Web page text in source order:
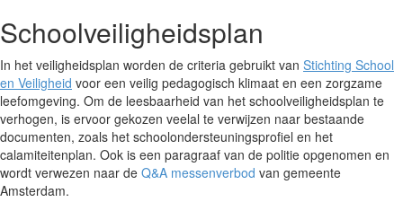
Schoolveiligheidsplan
In het veiligheidsplan worden de criteria gebruikt van Stichting School
en Veiligheid voor een veilig pedagogisch klimaat en een zorgzame
leefomgeving. Om de leesbaarheid van het schoolveiligheidsplan te
verhogen, is ervoor gekozen veelal te verwijzen naar bestaande
documenten, zoals het schoolondersteuningsprofiel en het
calamiteitenplan. Ook is een paragraaf van de politie opgenomen en
wordt verwezen naar de Q&A messenverbod van gemeente
Amsterdam.